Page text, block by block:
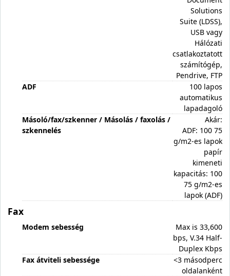
Solutions
Suite (LDSS),
USB vagy
Hálózati
csatlakoztatott
számítógép,
Pendrive, FTP
ADF
100 lapos
automatikus
lapadagoló
Másoló/fax/szkenner / Másolás / faxolás /
szkennelés
Akár:
ADF: 100 75
g/m2-es lapok
papír
kimeneti
kapacitás: 100
75 g/m2-es
lapok (ADF)
Fax
Modem sebesség
Max is 33,600
bps, V.34 Half-
Duplex Kbps
Fax átviteli sebessége
<3 másodperc
oldalanként